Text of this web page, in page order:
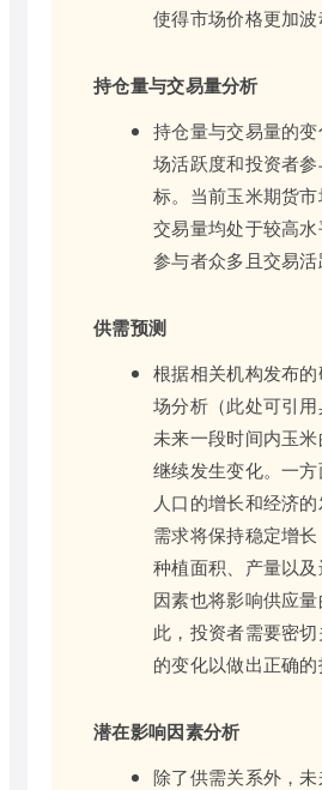
使得市场价格更加波
持仓量与交易量分析
持仓量与交易量的
场活跃度和投资者
标。当前玉米期货
交易量均处于较高
参与者众多且交易活
供需预测
根据相关机构发布
场分析（此处可引用
未来一段时间内玉
继续发生变化。一
人口的增长和经济
需求将保持稳定增长
种植面积、产量以
因素也将影响供应
此，投资者需要密
的变化以做出正确的
潜在影响因素分析
除了供需关系外，